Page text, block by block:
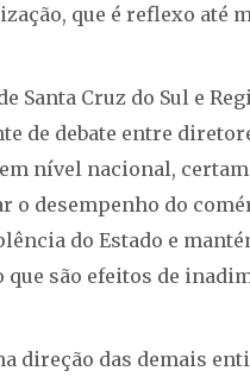
que é reflexo até
Cruz do Sul e
de debate entre
nível nacional,
desempenho do
do Estado e
são efeitos de
direção das demais